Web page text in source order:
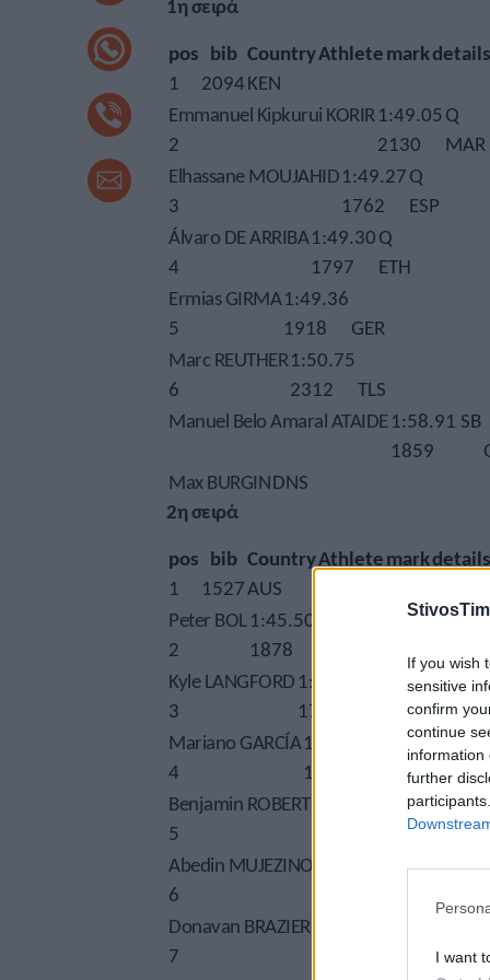
If you wish
sensitive
confirm
continue
information
further
I want
1η σειρά
pos bib CountryAthletemarkdetails
1
2094KEN
Emmanuel Kipkurui KORIR1:49.05Q
2
2130
MAR
Elhassane MOUJAHID1:49.27Q
3
1762
ESP
Álvaro DE ARRIBA1:49.30Q
4
1797
ETH
Ermias GIRMA1:49.36
5
1918
GER
Marc REUTHER1:50.75
6
2312
TLS
Manuel Belo Amaral ATAIDE1:58.91 SB
1859
Max BURGINDNS
2η σειρά
pos bib CountryAthletemarkdetails
1
1527AUS
Peter BOL1:45.50
2
1878
Kyle LANGFORD 1:45.68
3
1764
Mariano GARCÍA1:45.74
4
1845
Benjamin ROBERT
5
BIH
Abedin MUJEZINOVIĆ
1:46.26 SB
6
Donavan BRAZIER
7